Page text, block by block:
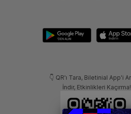
👇 QR'ı Tara, Biletinial App'i
İndir, Etkinlikleri Kaçırma!